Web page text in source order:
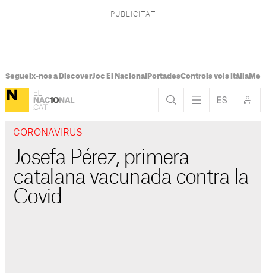
Segueix-nos a DiscoverJoc El Nacional PortadesControls vols Itàlia
CORONAVIRUS
Josefa Pérez, primera
catalana vacunada contra la
Covid